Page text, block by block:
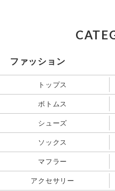
ファッション
トップス
ボトムス
シューズ
ソックス
マフラー
アクセサリー